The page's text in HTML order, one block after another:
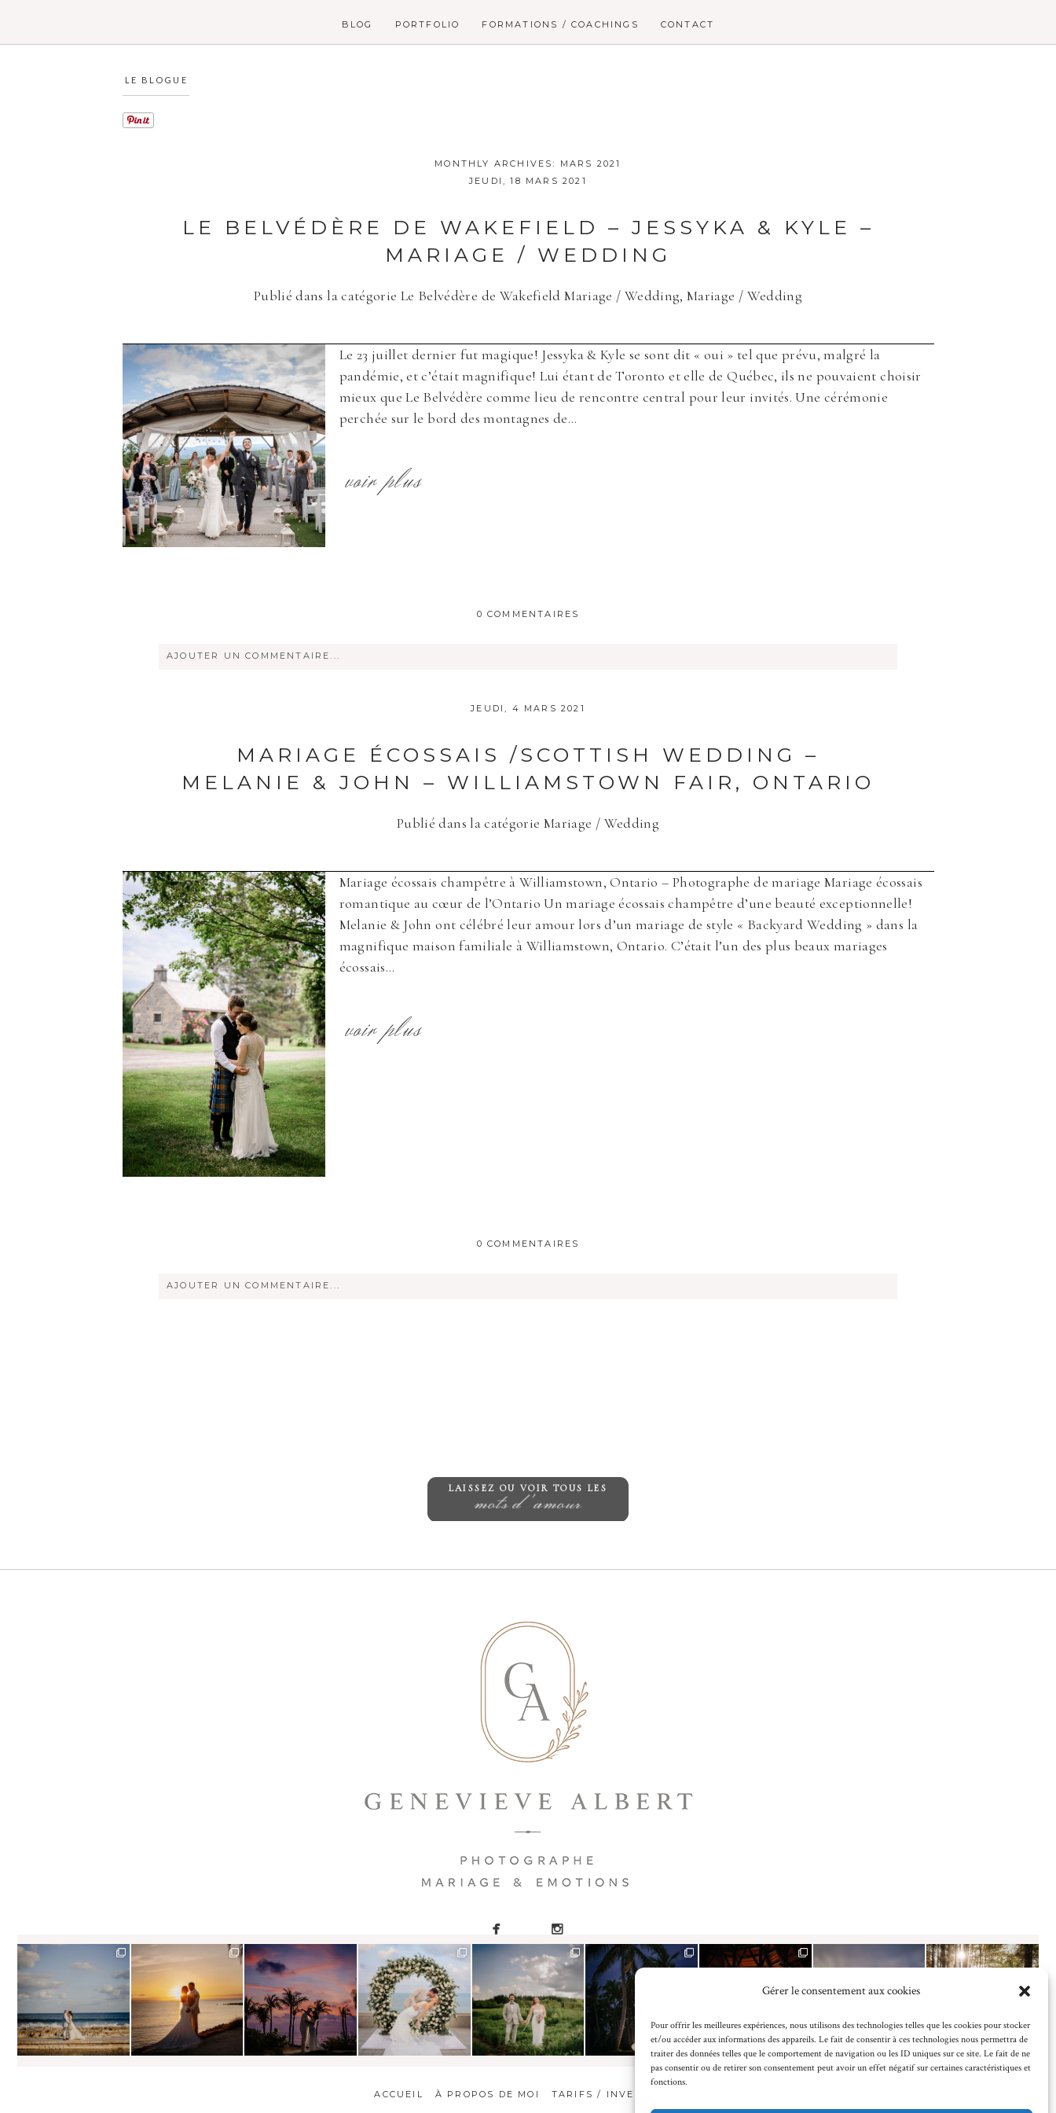
Gérer le consentement aux cookies
Pour offrir les meilleures expériences, nous utilisons des technologies telles que les cookies pour stocker
et/ou accéder aux informations des appareils. Le fait de consentir à ces technologies nous permettra de
traiter des données telles que le comportement de navigation ou les ID uniques sur ce site. Le fait de ne
pas consentir ou de retirer son consentement peut avoir un effet négatif sur certaines caractéristiques et
fonctions.
BLOG PORTFOLIO FORMATIONS / COACHINGS CONTACT
LE BLOGUE
MONTHLY ARCHIVES: MARS 2021
JEUDI, 18 MARS 2021
LE BELVÉDÈRE DE WAKEFIELD – JESSYKA & KYLE –
MARIAGE / WEDDING
Publié dans la catégorie Le Belvédère de Wakefield Mariage / Wedding,Mariage / Wedding
Le 23 juillet dernier fut magique! Jessyka & Kyle se sont dit « oui » tel que prévu, malgré la
pandémie, et c’était magnifique! Lui étant de Toronto et elle de Québec, ils ne pouvaient choisir
mieux que Le Belvédère comme lieu de rencontre central pour leur invités. Une cérémonie
perchée sur le bord des montagnes de...
voir plus
0 COMMENTAIRES
AJOUTER UN COMMENTAIRE...
ENVOYER
JEUDI, 4 MARS 2021
MARIAGE ÉCOSSAIS /SCOTTISH WEDDING –
MELANIE & JOHN – WILLIAMSTOWN FAIR, ONTARIO
Publié dans la catégorie Mariage / Wedding
Mariage écossais champêtre à Williamstown, Ontario – Photographe de mariage Mariage écossais
romantique au cœur de l’Ontario Un mariage écossais champêtre d’une beauté exceptionnelle!
Melanie & John ont célébré leur amour lors d’un mariage de style « Backyard Wedding » dans la
magnifique maison familiale à Williamstown, Ontario. C’était l’un des plus beaux mariages
écossais...
voir plus
0 COMMENTAIRES
AJOUTER UN COMMENTAIRE...
Save my name, email, and website in this browser for the next time I comment.
mots d'amour
LAISSEZ OU VOIR TOUS LES
ACCUEIL À PROPOS DE MOI TARIFS / INVESTMENT